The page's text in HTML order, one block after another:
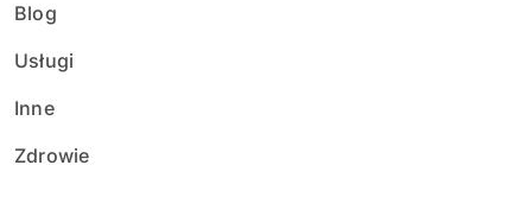
Blog
Usługi
Inne
Zdrowie